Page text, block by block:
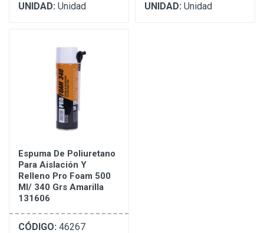
UNIDAD: Unidad
UNIDAD: Unidad
Espuma De Poliuretano
Para Aislación Y
Relleno Pro Foam 500
Ml/ 340 Grs Amarilla
131606
CÓDIGO: 46267